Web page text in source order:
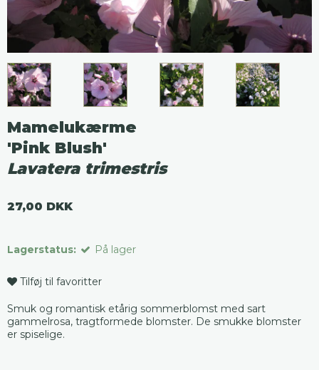
Mamelukærme
'Pink Blush'
Lavatera trimestris
27,00 DKK
Lagerstatus: På lager
Tilføj til favoritter
Smuk og romantisk etårig sommerblomst med sart
gammelrosa, tragtformede blomster. De smukke blomster
er spiselige.